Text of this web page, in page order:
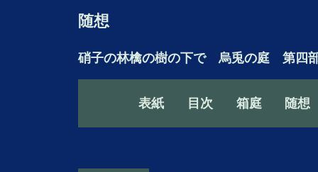
随想
硝子の林檎の樹の下で 烏兎の庭 第四
表紙 目次 箱庭 随想